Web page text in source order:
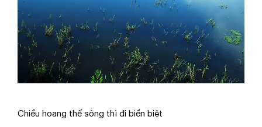
Chiều hoang thế sông thì đi biền biệt